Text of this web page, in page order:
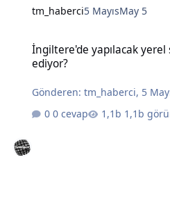
tm_haberci5 MayısMay 5
İngiltere'de yapılacak
ediyor?
Gönderen:tm_haberci, 5
0 cevap
1,1b